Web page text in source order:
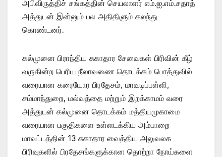
அபிவிருத்திச் சங்கத்தின் செயலாளர் எம்.ஐ.எம்.சதாத்
அத்துடன் இன்னும் பல அதிதிளும் கலந்து
கொண்டனர்.
கல்முனை பிராந்திய சுகாதார சேவைகள் பிரிவின் கீழ்
வருகின்ற பெரிய நீலாவணை தொடக்கம் பொத்துவில்
வரையான கரையோர பிரதேசம், மாவடிப்பள்ளி,
சம்மாந்துறை, மல்வத்தை மற்றும் இறக்காமம் வரை
அத்துடன் கல்முனை தொடக்கம் மத்தியமுகாமை
வரையான பகுதிகளை உள்ளடக்கிய அம்பாறை
மாவட்டத்தின் 13 சுகாதார வைத்திய அலுவலக
பிரிவுகளில் பிரதேசங்களுக்கான தொற்றா நோய்களை